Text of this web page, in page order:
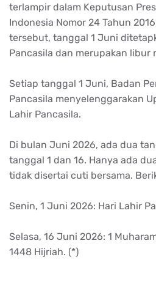
terlampir dalam Keputusan
Indonesia Nomor 24 Tahun
tersebut, tanggal 1 Juni
Pancasila dan merupakan libur
Setiap tanggal 1 Juni, Badan
Pancasila menyelenggarakan
Lahir Pancasila.
Di bulan Juni 2026, ada dua
tanggal 1 dan 16. Hanya ada
tidak disertai cuti bersama.
Senin, 1 Juni 2026: Hari Lahir
Selasa, 16 Juni 2026: 1
1448 Hijriah. (*)